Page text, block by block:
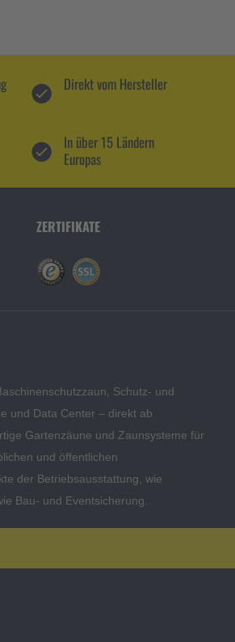
Direkt vom Hersteller
In über 15 Ländern
Europas
ZERTIFIKATE
Schutz- und
und Data Center – direkt ab
Gartenzäune und Zaunsysteme für
und öffentlichen
der Betriebsausstattung, wie
Bau- und Eventsicherung.